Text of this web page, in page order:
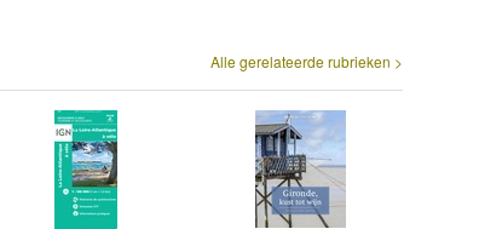
Alle gerelateerde rubrieken >